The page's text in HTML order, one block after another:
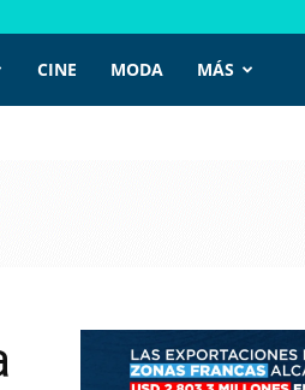
CINE MODA MÁS